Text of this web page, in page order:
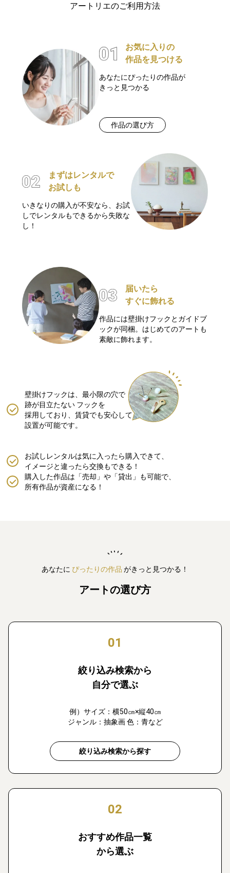
アートリエのご利用方法
お気に入りの
作品を見つける
あなたにぴったりの作品が
きっと見つかる
作品の選び方
まずはレンタルで
お試しも
いきなりの購入が不安なら、お試
しでレンタルもできるから失敗な
し！
届いたら
すぐに飾れる
作品には壁掛けフックとガイドブ
ックが同梱。はじめてのアートも
素敵に飾れます。
壁掛けフックは、最小限の穴で
跡が目立たない フックを
採用しており、賃貸でも安心して
設置が可能です。
購入した作品は「売却」や「貸出」も可能で、
所有作品が資産になる！
お試しレンタルは気に入ったら購入できて、
イメージと違ったら交換もできる！
あなたに ぴったりの作品 がきっと見つかる！
アートの選び方
01
絞り込み検索から
自分で選ぶ
例）サイズ：横50㎝×縦40㎝
ジャンル：抽象画 色：青など
絞り込み検索から探す
02
おすすめ作品一覧
から選ぶ